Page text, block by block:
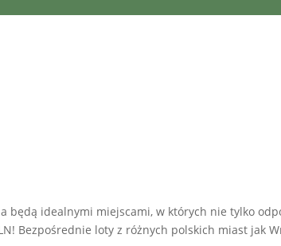
będą idealnymi miejscami, w których nie tylko
Bezpośrednie loty z różnych polskich miast jak